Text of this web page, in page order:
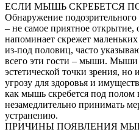
ЕСЛИ МЫШЬ СКРЕБЕТСЯ
Обнаружение
– не самое приятное открытие,
напоминает скрежет
из-под половиц, часто
всего эти гости – мыши. Мыши
эстетической точки зрения,
угрозу для здоровья и
как мышь скребется под полом
незамедлительно принимать
устранению.
ПРИЧИНЫ ПОЯВЛЕНИЯ